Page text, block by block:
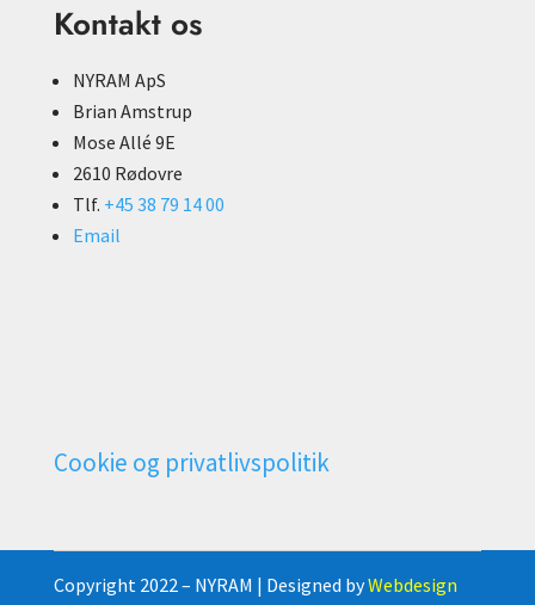
Kontakt os
NYRAM ApS
Brian Amstrup
Mose Allé 9E
2610 Rødovre
Tlf. +45 38 79 14 00
Email
Cookie og privatlivspolitik
Copyright 2022 – NYRAM | Designed byWebdesign